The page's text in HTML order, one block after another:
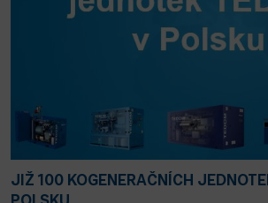
JIŽ 100 KOGENERAČNÍCH